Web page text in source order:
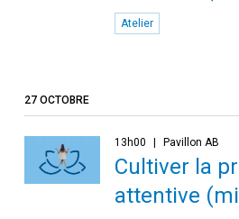
Atelier
27 OCTOBRE
13h00 Pavillon AB
Cultiver la
attentive